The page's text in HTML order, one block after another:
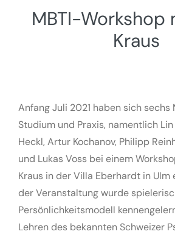
MBTI-Workshop
Kraus
Anfang Juli 2021 haben sich sechs
Studium und Praxis, namentlich
Heckl, Artur Kochanov, Philipp
und Lukas Voss bei einem
Kraus in der Villa Eberhardt in Ulm
der Veranstaltung wurde
Persönlichkeitsmodell
Lehren des bekannten Schweizer